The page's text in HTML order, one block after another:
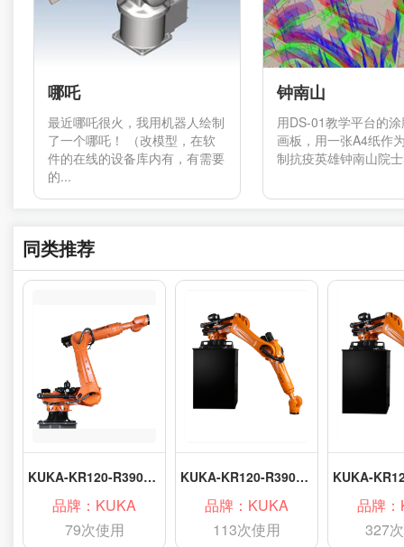
哪吒
最近哪吒很火，我用机器人绘制
了一个哪吒！ （改模型，在软
件的在线的设备库内有，有需要
的...
钟南山
用DS-01教学平台的
画板，用一张A4纸作
制抗疫英雄钟南山院
同类推荐
KUKA-KR120-R3900-2 K
品牌：KUKA
79次使用
KUKA-KR120-R3900-ultra-K
品牌：KUKA
113次使用
品牌
327